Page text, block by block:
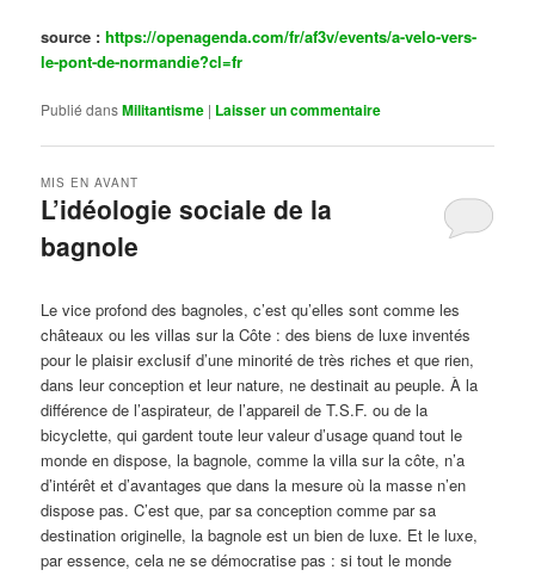
source :https://openagenda.com/fr/af3v/events/a-velo-vers-
le-pont-de-normandie?cl=fr
Publié dansMilitantisme | Laisser un commentaire
L’idéologie sociale de la
bagnole
MIS EN AVANT
Le vice profond des bagnoles, c’est qu’elles sont comme les
châteaux ou les villas sur la Côte : des biens de luxe inventés
pour le plaisir exclusif d’une minorité de très riches et que rien,
dans leur conception et leur nature, ne destinait au peuple. À la
différence de l’aspirateur, de l’appareil de T.S.F. ou de la
bicyclette, qui gardent toute leur valeur d’usage quand tout le
monde en dispose, la bagnole, comme la villa sur la côte, n’a
d’intérêt et d’avantages que dans la mesure où la masse n’en
dispose pas. C’est que, par sa conception comme par sa
destination originelle, la bagnole est un bien de luxe. Et le luxe,
par essence, cela ne se démocratise pas : si tout le monde